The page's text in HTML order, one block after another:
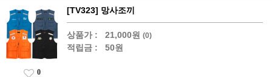
[TV323] 망사조끼
상품가 : 21,000원 (0)
적립금 : 50원
0